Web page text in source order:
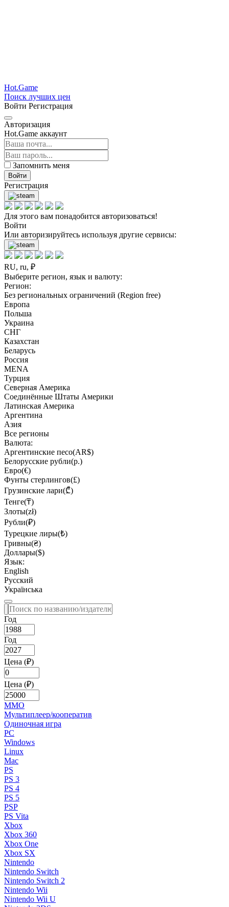
Hot.Game
Поиск лучших цен
Войти Регистрация
Авторизация
Hot.Game аккаунт
Запомнить меня
Войти
Регистрация
Для этого вам понадобится авторизоваться!
Войти
Или авторизируйтесь используя другие сервисы:
RU, ru, ₽
Выберите регион, язык и валюту:
Регион:
Без региональных ограничений (Region free)
Европа
Польша
Украина
СНГ
Казахстан
Беларусь
Россия
MENA
Турция
Северная Америка
Соединённые Штаты Америки
Латинская Америка
Аргентина
Азия
Все регионы
Валюта:
Аргентинские песо(AR$)
Белорусские рубли(р.)
Евро(€)
Фунты стерлингов(£)
Грузинские лари(₾)
Тенге(₸)
Злоты(zł)
Рубли(₽)
Турецкие лиры(₺)
Гривны(₴)
Доллары($)
Язык:
English
Русский
Українська
Год
Год
Цена (₽)
Цена (₽)
MMO
Мультиплеер/кооператив
Одиночная игра
PC
Windows
Linux
Mac
PS
PS 3
PS 4
PS 5
PSP
PS Vita
Xbox
Xbox 360
Xbox One
Xbox SX
Nintendo
Nintendo Switch
Nintendo Switch 2
Nintendo Wii
Nintendo Wii U